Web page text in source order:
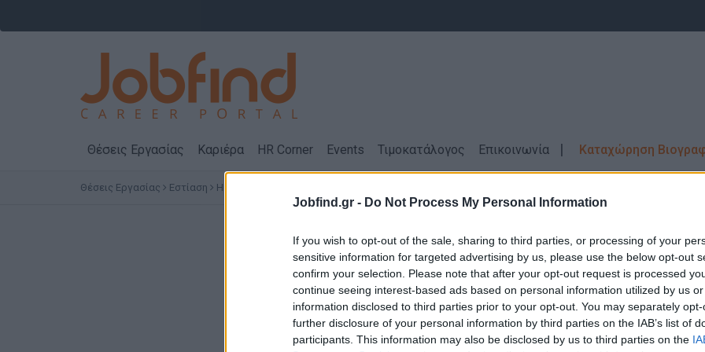
Jobfind.gr - Do Not Process My Personal Information
If you wish to opt-out of the sale, sharing to third parties, or processing of your
sensitive information for targeted advertising by us, please use the below opt-out
confirm your selection. Please note that after your opt-out request is processed
continue seeing interest-based ads based on personal information utilized by us
information disclosed to third parties prior to your opt-out. You may separately
further disclosure of your personal information by third parties on the IAB’s list of
participants. This information may also be disclosed by us to third parties on the
Θέσεις Εργασίας Καριέρα HR Corner Events Τιμοκατάλογος Επικοινωνία Καταχώρηση
Θέσεις Εργασίας Εστίαση ΗΓΟΥΜΕΝΙΤΣΑ
Θέσεις ΕργασίαςΕστίαση \ ΗΓΟΥΜΕΝΙΤΣΑ \
Δεν βρέθηκαν αποτελέσματα για την αναζήτηση σας!